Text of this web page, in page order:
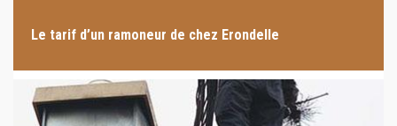
Le tarif d’un ramoneur de chez Erondelle